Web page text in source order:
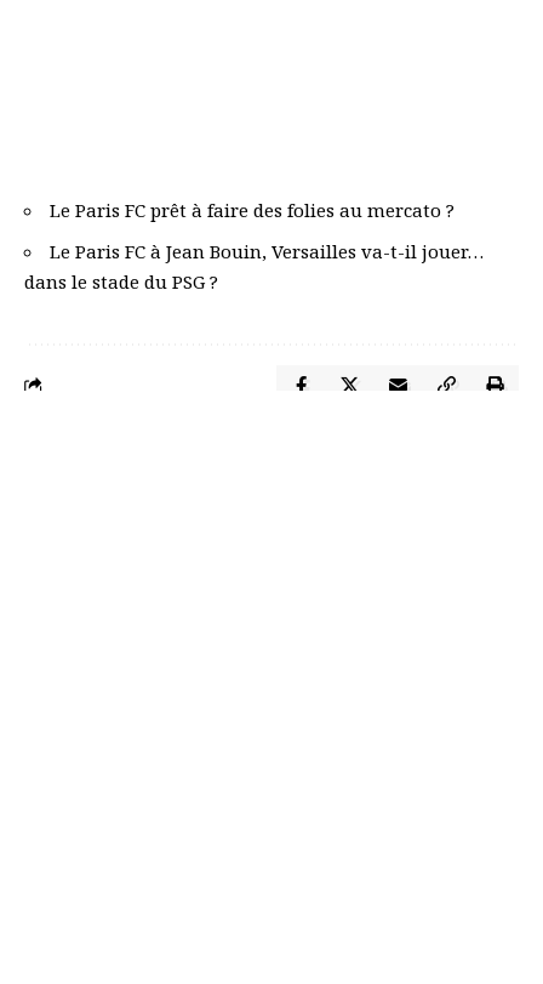
Le Paris FC prêt à faire des folies au mercato ?
Le Paris FC à Jean Bouin, Versailles va-t-il jouer…
dans le stade du PSG ?